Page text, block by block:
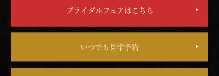
ブライダルフェアはこちら
いつでも見学予約